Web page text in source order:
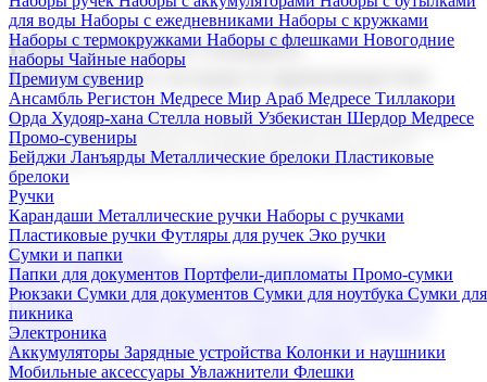
для воды Наборы с ежедневниками Наборы с кружками
Наборы с термокружками Наборы с флешками Новогодние
наборы Чайные наборы
Премиум сувенир
Ансамбль Регистон Медресе Мир Араб Медресе Тиллакори
Орда Худояр-хана Стелла новый Узбекистан Шердор Медресе
Промо-сувениры
Бейджи Ланъярды Металлические брелоки Пластиковые
брелоки
Ручки
Карандаши Металлические ручки Наборы с ручками
Пластиковые ручки Футляры для ручек Эко ручки
Сумки и папки
Папки для документов Портфели-дипломаты Промо-сумки
Рюкзаки Сумки для документов Сумки для ноутбука Сумки для
пикника
Электроника
Аккумуляторы Зарядные устройства Колонки и наушники
Мобильные аксессуары Увлажнители Флешки
Корпоративные подарки
Поставка со склада и производство
Мы предлагаем широкий выбор корпоративных подарков и
сувениров с логотипом. В нашем каталоге вы найдете
продукцию для бизнеса, мероприятия и клиентов.
Подарочные наборы
Бизнес наборыКофейные наборы Кошельки
Наборы из кожиНаборы ручекНаборы с аккумуляторами
Наборы с бутылками для воды
Наборы с ежедневниками
Наборы с кружками
флешкамиНовогодние наборыЧайные наборы